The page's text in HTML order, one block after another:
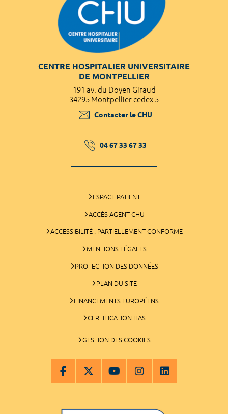
CENTRE HOSPITALIER UNIVERSITAIRE
DE MONTPELLIER
191 av. du Doyen Giraud
34295 Montpellier cedex 5
Contacter le CHU
04 67 33 67 33
ESPACE PATIENT
ACCÈS AGENT CHU
ACCESSIBILITÉ : PARTIELLEMENT CONFORME
MENTIONS LÉGALES
PROTECTION DES DONNÉES
PLAN DU SITE
FINANCEMENTS EUROPÉENS
CERTIFICATION HAS
GESTION DES COOKIES